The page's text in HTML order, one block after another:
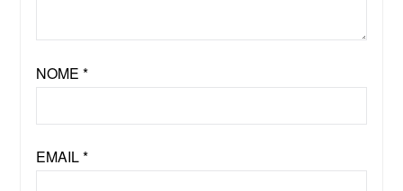
NOME *
EMAIL*